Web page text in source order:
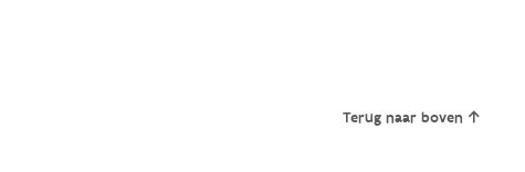
Terug naar boven